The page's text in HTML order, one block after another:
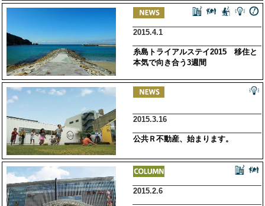
2015.4.1
糸島トライアルステイ2015 移住と
本気で向き合う3週間
2015.3.16
公共Ｒ不動産、始まります。
2015.2.6